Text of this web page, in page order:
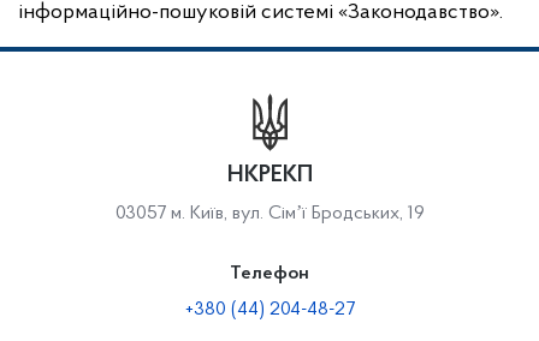
інформаційно-пошуковій системі «Законодавство».
НКРЕКП
03057 м. Київ, вул. Сімʼї Бродських, 19
Телефон
+380 (44) 204-48-27